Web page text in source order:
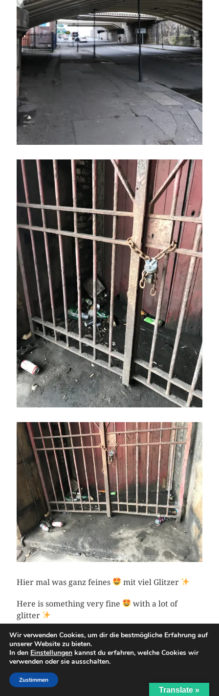
Hier mal was ganz feines mit viel Glitzer
Here is something very fine
with a lot of
glitter
Translate »
Wir verwenden Cookies, um dir die bestmögliche Erfahrung auf
unserer Website zu bieten.
In den Einstellungen kannst du erfahren, welche Cookies wir
verwenden oder sie ausschalten.
Zustimmen